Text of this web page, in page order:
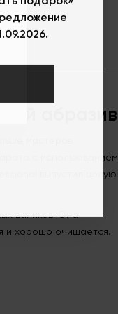
абразив
мастеров
с использованием
выпустил целую
валиков. Она
и хорошо очищается.